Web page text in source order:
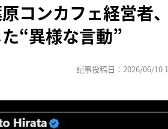
コンカフェ経営者
“異様な言動”
記事投稿日：2026/06/10